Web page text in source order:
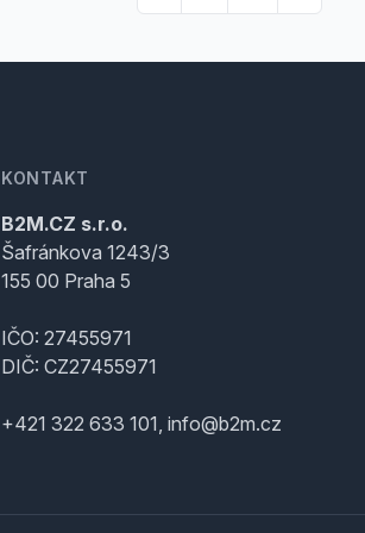
KONTAKT
B2M.CZ s.r.o.
Šafránkova 1243/3
155 00 Praha 5
IČO: 27455971
DIČ: CZ27455971
+421 322 633 101, info@b2m.cz